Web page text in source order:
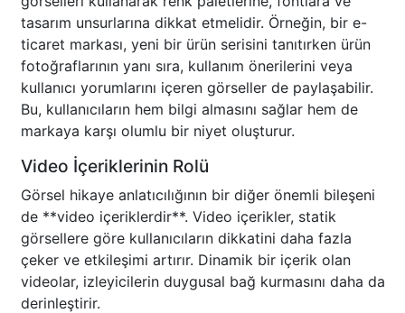
tasarım unsurlarına dikkat etmelidir. Örneğin, bir e-
ticaret markası, yeni bir ürün serisini tanıtırken ürün
fotoğraflarının yanı sıra, kullanım önerilerini veya
kullanıcı yorumlarını içeren görseller de paylaşabilir.
Bu, kullanıcıların hem bilgi almasını sağlar hem de
markaya karşı olumlu bir niyet oluşturur.
Video İçeriklerinin Rolü
Görsel hikaye anlatıcılığının bir diğer önemli bileşeni
de **video içeriklerdir**. Video içerikler, statik
görsellere göre kullanıcıların dikkatini daha fazla
çeker ve etkileşimi artırır. Dinamik bir içerik olan
videolar, izleyicilerin duygusal bağ kurmasını daha da
derinleştirir.